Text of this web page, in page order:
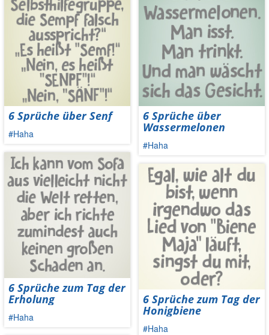
6 Sprüche über Senf
#Haha
6 Sprüche zum Tag der
Erholung
#Haha
6 Sprüche über
Wassermelonen
#Haha
6 Sprüche zum Tag der
Honigbiene
#Haha